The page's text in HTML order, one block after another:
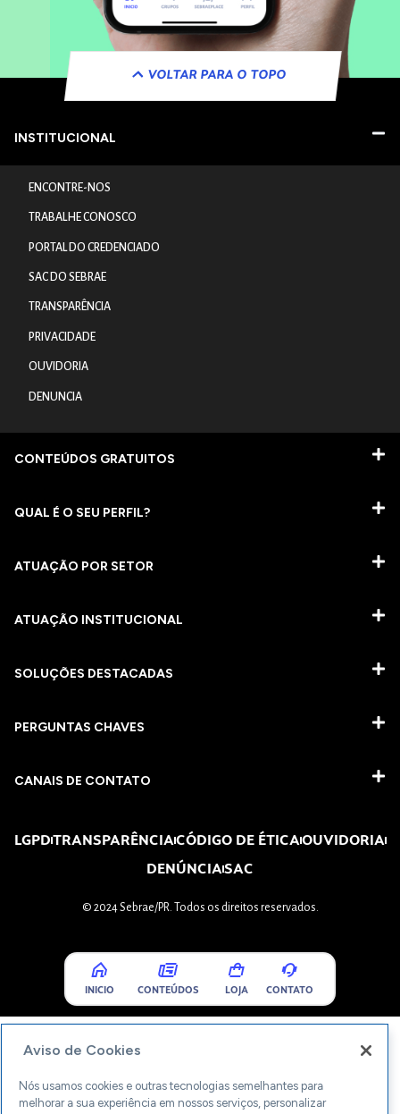
VOLTAR PARA O TOPO
INSTITUCIONAL
ENCONTRE-NOS
TRABALHE CONOSCO
PORTAL DO CREDENCIADO
SAC DO SEBRAE
TRANSPARÊNCIA
PRIVACIDADE
OUVIDORIA
DENUNCIA
CONTEÚDOS GRATUITOS
QUAL É O SEU PERFIL?
ATUAÇÃO POR SETOR
ATUAÇÃO INSTITUCIONAL
SOLUÇÕES DESTACADAS
PERGUNTAS CHAVES​
CANAIS DE CONTATO
LGPDTRANSPARÊNCIACÓDIGO DE ÉTICAOUVIDORIA
DENÚNCIASAC
© 2024 Sebrae/PR. Todos os direitos reservados.
INICIO CONTEÚDOS LOJA CONTATO
Aviso de Cookies
Nós usamos cookies e outras tecnologias semelhantes para
melhorar a sua experiência em nossos serviços, personalizar